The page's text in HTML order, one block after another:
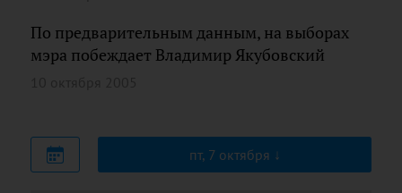
По предварительным данным, на выборах
мэра побеждает Владимир Якубовский
пт, 7 октября